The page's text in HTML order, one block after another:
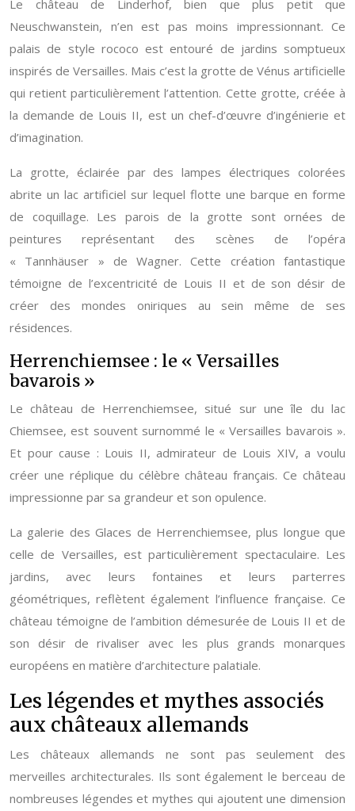
Le château de Linderhof, bien que plus petit que
Neuschwanstein, n’en est pas moins impressionnant. Ce
palais de style rococo est entouré de jardins somptueux
inspirés de Versailles. Mais c’est la grotte de Vénus artificielle
qui retient particulièrement l’attention. Cette grotte, créée à
la demande de Louis II, est un chef-d’œuvre d’ingénierie et
d’imagination.
La grotte, éclairée par des lampes électriques colorées
abrite un lac artificiel sur lequel flotte une barque en forme
de coquillage. Les parois de la grotte sont ornées de
peintures représentant des scènes de l’opéra
« Tannhäuser » de Wagner. Cette création fantastique
témoigne de l’excentricité de Louis II et de son désir de
créer des mondes oniriques au sein même de ses
résidences.
Herrenchiemsee : le « Versailles
bavarois »
Le château de Herrenchiemsee, situé sur une île du lac
Chiemsee, est souvent surnommé le « Versailles bavarois ».
Et pour cause : Louis II, admirateur de Louis XIV, a voulu
créer une réplique du célèbre château français. Ce château
impressionne par sa grandeur et son opulence.
La galerie des Glaces de Herrenchiemsee, plus longue que
celle de Versailles, est particulièrement spectaculaire. Les
jardins, avec leurs fontaines et leurs parterres
géométriques, reflètent également l’influence française. Ce
château témoigne de l’ambition démesurée de Louis II et de
son désir de rivaliser avec les plus grands monarques
européens en matière d’architecture palatiale.
Les légendes et mythes associés
aux châteaux allemands
Les châteaux allemands ne sont pas seulement des
merveilles architecturales. Ils sont également le berceau de
nombreuses légendes et mythes qui ajoutent une dimension